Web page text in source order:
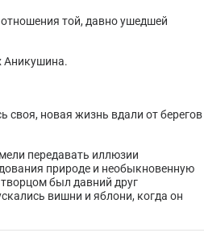
той, давно ушедшей
Аникушина.
новая жизнь вдали от берегов
передавать иллюзии
природе и необыкновенную
был давний друг
вишни и яблони, когда он